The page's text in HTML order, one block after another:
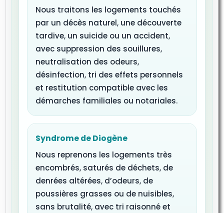
Nous traitons les logements touchés
par un décès naturel, une découverte
tardive, un suicide ou un accident,
avec suppression des souillures,
neutralisation des odeurs,
désinfection, tri des effets personnels
et restitution compatible avec les
démarches familiales ou notariales.
Syndrome de Diogène
Nous reprenons les logements très
encombrés, saturés de déchets, de
denrées altérées, d’odeurs, de
poussières grasses ou de nuisibles,
sans brutalité, avec tri raisonné et